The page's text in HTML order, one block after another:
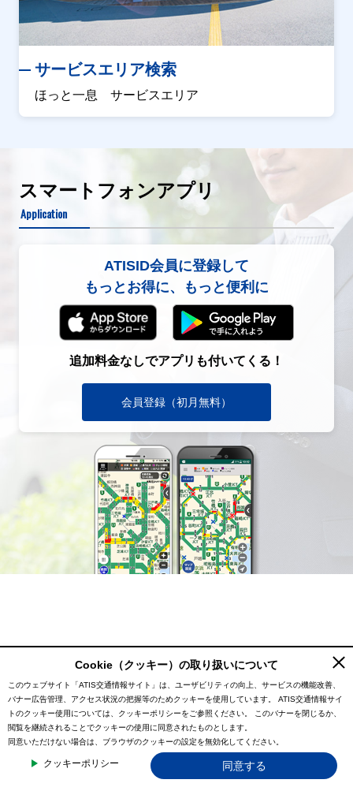
サービスエリア検索
ほっと一息 サービスエリア
スマートフォンアプリ
Application
ATISID会員に登録して
もっとお得に、もっと便利に
追加料金なしでアプリも付いてくる！
会員登録（初月無料）
Cookie（クッキー）の取り扱いについて
このウェブサイト「ATIS交通情報サイト」は、ユーザビリティの向上、サービスの機能改善、
バナー広告管理、アクセス状況の把握等のためクッキーを使用しています。
ATIS交通情報サイ
トのクッキー使用については、クッキーポリシーをご参照ください。
このバナーを閉じるか、
閲覧を継続されることでクッキーの使用に同意されたものとします。
同意いただけない場合は、ブラウザのクッキーの設定を無効化してください。
クッキーポリシー 同意する